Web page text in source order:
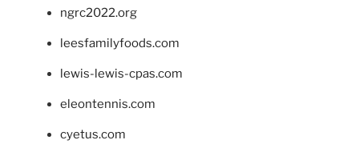
ngrc2022.org
leesfamilyfoods.com
lewis-lewis-cpas.com
eleontennis.com
cyetus.com